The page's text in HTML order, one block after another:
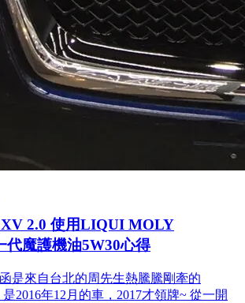
2.0 使用LIQUI MOLY
魔護機油5W30心得
是來自台北的周先生熱騰騰剛牽的
2016年12月的車，2017才領牌~ 從一開